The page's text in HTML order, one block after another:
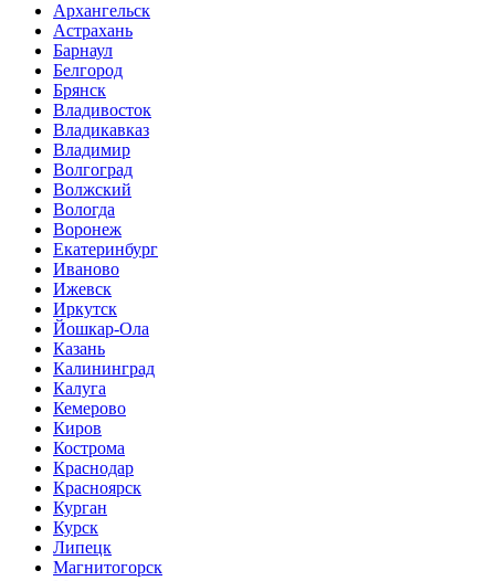
Архангельск
Астрахань
Барнаул
Белгород
Брянск
Владивосток
Владикавказ
Владимир
Волгоград
Волжский
Вологда
Воронеж
Екатеринбург
Иваново
Ижевск
Иркутск
Йошкар-Ола
Казань
Калининград
Калуга
Кемерово
Киров
Кострома
Краснодар
Красноярск
Курган
Курск
Липецк
Магнитогорск